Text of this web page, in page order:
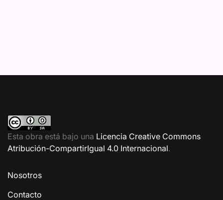
Esta obra está bajo una Licencia Creative Commons
Atribución-CompartirIgual 4.0 Internacional.
Nosotros
Contacto